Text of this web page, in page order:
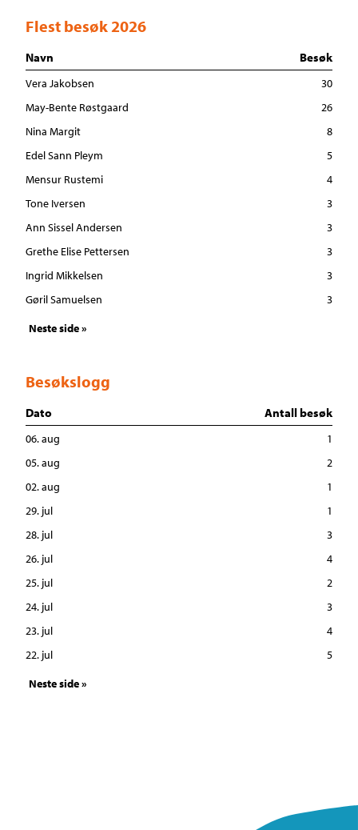
Flest besøk 2026
Navn Besøk
Vera Jakobsen
30
May-Bente Røstgaard
26
Nina Margit
8
Edel Sann Pleym
5
Mensur Rustemi
4
Tone Iversen
3
Ann Sissel Andersen
3
Grethe Elise Pettersen
3
Ingrid Mikkelsen
3
Gøril Samuelsen
3
Neste side »
Besøkslogg
Dato Antall besøk
06. aug
1
05. aug
2
02. aug
1
29. jul
1
28. jul
3
26. jul
4
25. jul
2
24. jul
3
23. jul
4
22. jul
5
Neste side »